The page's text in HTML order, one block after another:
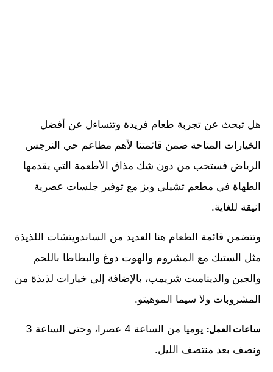
هل تبحث عن تجربة طعام فريدة وتتساءل عن أفضل
الخيارات المتاحة ضمن قائمتنا لأهم مطاعم حي النرجس
الرياض فستحب من دون شك مذاق الأطعمة التي يقدمها
الطهاة في مطعم تشيلي ويز مع توفير جلسات عصرية
انيقة للغاية.
وتتضمن قائمة الطعام هنا العديد من الساندويتشات اللذيذة
مثل الستيك مع المشروم والهوت دوغ والبطاطا باللحم
والجبن والديناميت شريمب، بالإضافة إلى خيارات لذيذة من
المشروبات ولا سيما الموهيتو.
ساعات العمل:
يوميا من الساعة 4 عصرا، وحتى الساعة 3
ونصف بعد منتصف الليل.